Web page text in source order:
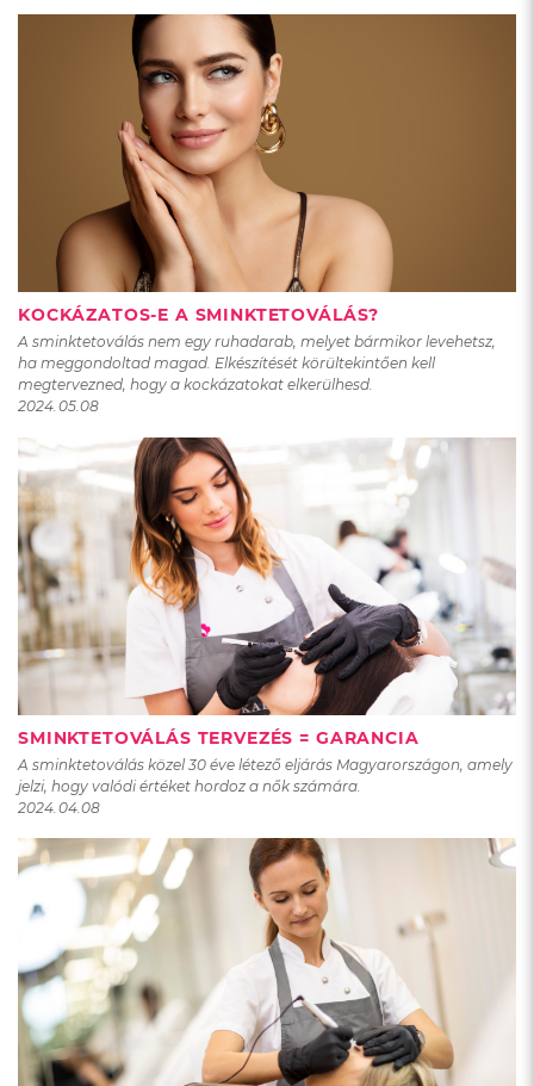
KOCKÁZATOS-E A SMINKTETOVÁLÁS?
A sminktetoválás nem egy ruhadarab, melyet bármikor levehetsz,
ha meggondoltad magad. Elkészítését körültekintően kell
megtervezned, hogy a kockázatokat elkerülhesd.
2024.05.08
SMINKTETOVÁLÁS TERVEZÉS = GARANCIA
A sminktetoválás közel 30 éve létező eljárás Magyarországon, amely
jelzi, hogy valódi értéket hordoz a nők számára.
2024.04.08